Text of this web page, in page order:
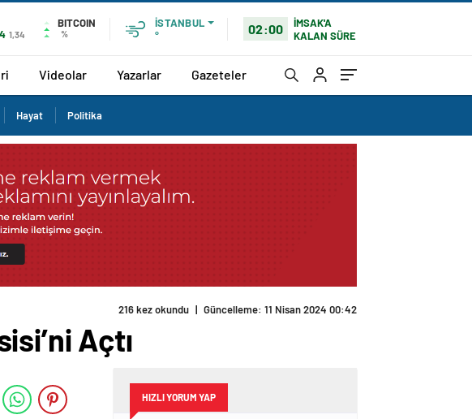
1,34
BITCOIN
%
İSTANBUL
°
02:00
İMSAK'A
KALAN SÜRE
Videolar Yazarlar Gazeteler
Hayat Politika
216 kez okundu | Güncelleme: 11 Nisan 2024 00:42
Açtı
HIZLI YORUM YAP